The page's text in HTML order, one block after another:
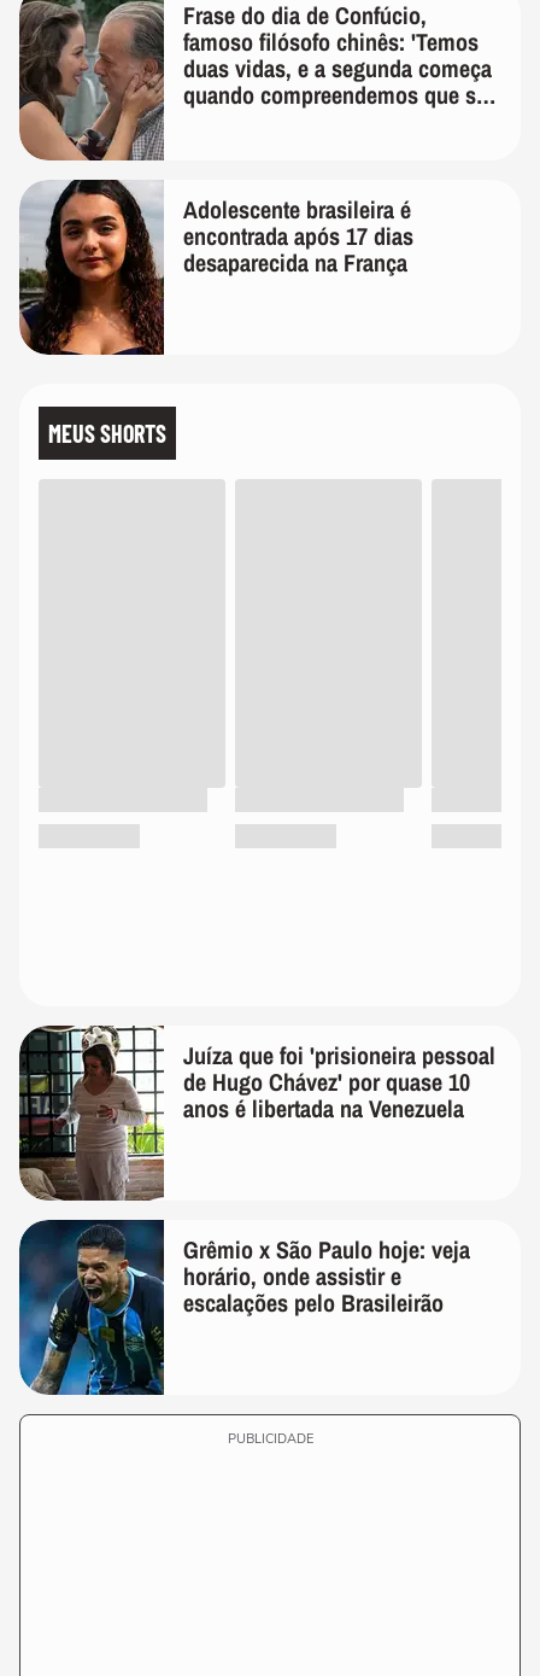
Frase do dia de Confúcio,
famoso filósofo chinês: 'Temos
duas vidas, e a segunda começa
quando compreendemos que só
Adolescente brasileira é
encontrada após 17 dias
desaparecida na França
MEUS SHORTS
Juíza que foi 'prisioneira pessoal
de Hugo Chávez' por quase 10
anos é libertada na Venezuela
Grêmio x São Paulo hoje: veja
horário, onde assistir e
escalações pelo Brasileirão
PUBLICIDADE